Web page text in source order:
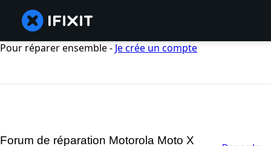
Pour réparer ensemble - Je crée un compte
Forum de réparation Motorola Moto X